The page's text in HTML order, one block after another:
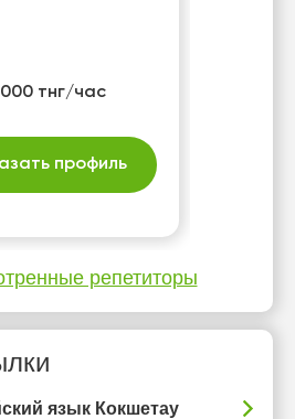
тнг/час
профиль
репетиторы
язык Кокшетау